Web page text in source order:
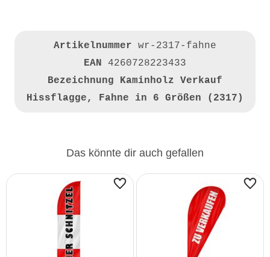
Artikelnummer wr-2317-fahne
EAN 4260728223433
Bezeichnung Kaminholz Verkauf
Hissflagge, Fahne in 6 Größen (2317)
Das könnte dir auch gefallen